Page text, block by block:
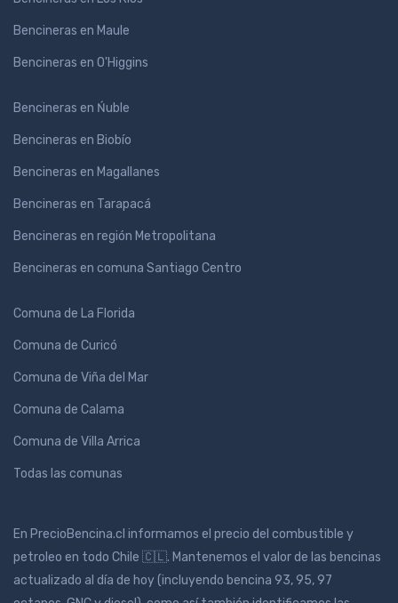
Bencineras en Maule
Bencineras en O'Higgins
Bencineras en Ńuble
Bencineras en Biobío
Bencineras en Magallanes
Bencineras en Tarapacá
Bencineras en región Metropolitana
Bencineras en comuna Santiago Centro
Comuna de La Florida
Comuna de Curicó
Comuna de Viña del Mar
Comuna de Calama
Comuna de Villa Arrica
Todas las comunas
En PrecioBencina.cl informamos el precio del combustible y
petroleo en todo Chile 🇨🇱. Mantenemos el valor de las bencinas
actualizado al día de hoy (incluyendo bencina 93, 95, 97